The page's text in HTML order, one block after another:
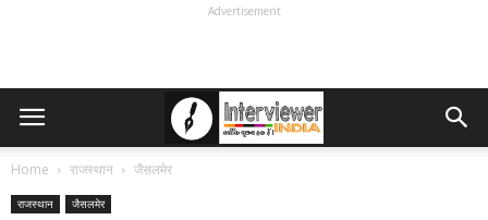
Advertisement
Home राजस्थान जैसलमेर
राजस्थान जैसलमेर